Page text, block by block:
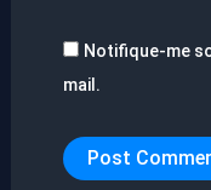
Notifique-me
mail.